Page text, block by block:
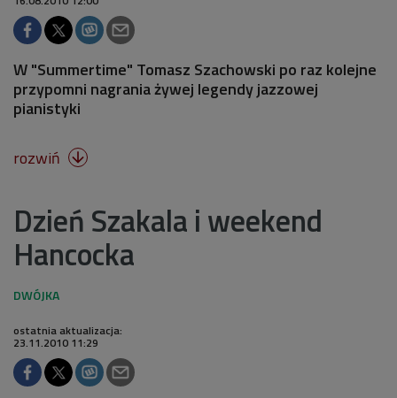
W "Summertime" Tomasz Szachowski po raz kolejne
przypomni nagrania żywej legendy jazzowej
pianistyki
rozwiń 
Dzień Szakala i weekend
Hancocka
ostatnia aktualizacja:
23.11.2010 11:29